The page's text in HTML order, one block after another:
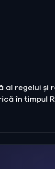
al regelui și
în timpul